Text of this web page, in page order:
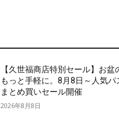
【久世福商店特別セール】お盆
もっと手軽に。8月8日～人気パ
まとめ買いセール開催
2026年8月8日